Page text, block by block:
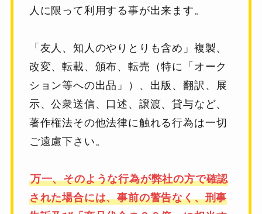
人に限って利用する事が出来ます。
「友人、知人のやりとりも含め」複製、
改変、転載、頒布、転売（特に「オーク
ション等への出品」）、出版、翻訳、
展
示、公衆送信、口述、譲渡、貸与など、
著作権法その他法律に触れる行為は一切
ご遠慮下さい。
万一、そのような行為が弊社の方で確認
された場合には、事前の警告なく、刑事